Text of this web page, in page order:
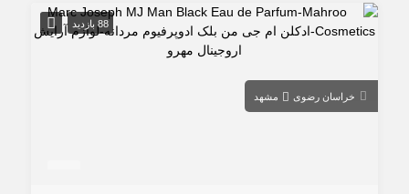
88 بازدید
خراسان رضوی مشهد